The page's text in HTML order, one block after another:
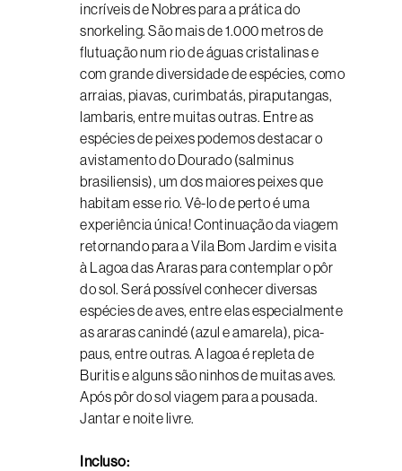
incríveis de Nobres para a prática do
snorkeling. São mais de 1.000 metros de
flutuação num rio de águas cristalinas e
com grande diversidade de espécies, como
arraias, piavas, curimbatás, piraputangas,
lambaris, entre muitas outras. Entre as
espécies de peixes podemos destacar o
avistamento do Dourado (salminus
brasiliensis), um dos maiores peixes que
habitam esse rio. Vê-lo de perto é uma
experiência única! Continuação da viagem
retornando para a Vila Bom Jardim e visita
à Lagoa das Araras para contemplar o pôr
do sol. Será possível conhecer diversas
espécies de aves, entre elas especialmente
as araras canindé (azul e amarela), pica-
paus, entre outras. A lagoa é repleta de
Buritis e alguns são ninhos de muitas aves.
Após pôr do sol viagem para a pousada.
Jantar e noite livre.
Incluso: